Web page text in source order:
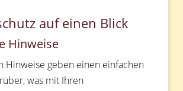
auf einen Blick
Hinweise
Hinweise geben einen einfachen
was mit Ihren